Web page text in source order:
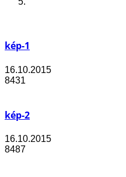
kép-1
16.10.2015
8431
kép-2
16.10.2015
8487